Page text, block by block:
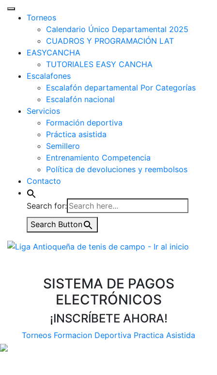
Torneos
Calendario Único Departamental 2025
CUADROS Y PROGRAMACIÓN LAT
EASYCANCHA
TUTORIALES EASY CANCHA
Escalafones
Escalafón departamental Por Categorías
Escalafón nacional
Servicios
Formación deportiva
Práctica asistida
Semillero
Entrenamiento Competencia
Política de devoluciones y reembolsos
Contacto
Search for:
Search Button
SISTEMA DE PAGOS
ELECTRÓNICOS
¡INSCRÍBETE AHORA!
Torneos Formacion Deportiva Practica Asistida